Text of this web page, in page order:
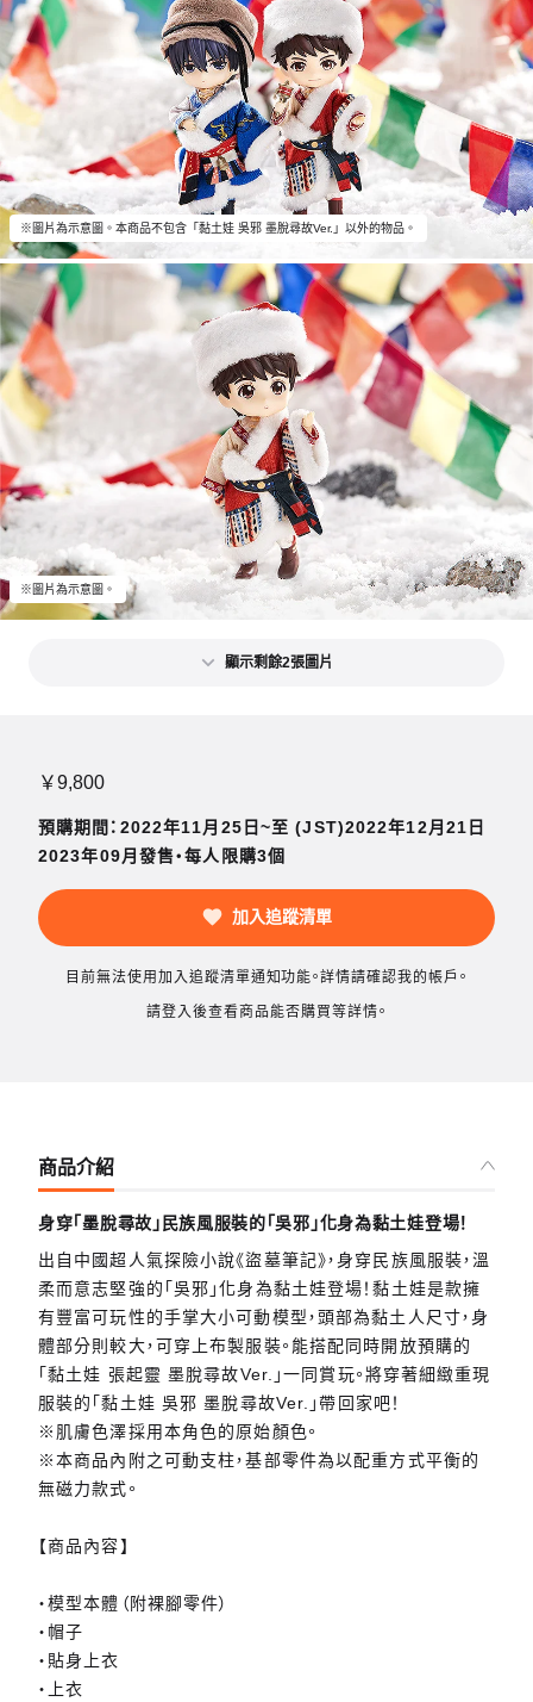
※圖片為示意圖。本商品不包含「黏土娃 吳邪 墨脫尋故Ver.」以外的物品。
※圖片為示意圖。
顯示剩餘2張圖片
￥9,800
預購期間：2022年11月25日~至 (JST)2022年12月21日
2023年09月發售・每人限購3個
加入追蹤清單
目前無法使用加入追蹤清單通知功能。詳情請確認我的帳戶。
請登入後查看商品能否購買等詳情。
商品介紹
身穿「墨脫尋故」民族風服裝的「吳邪」化身為黏土娃登場！
出自中國超人氣探險小說《盜墓筆記》，身穿民族風服裝，溫
柔而意志堅強的「吳邪」化身為黏土娃登場！黏土娃是款擁
有豐富可玩性的手掌大小可動模型，頭部為黏土人尺寸，身
體部分則較大，可穿上布製服裝。能搭配同時開放預購的
「黏土娃 張起靈 墨脫尋故Ver.」一同賞玩。將穿著細緻重現
服裝的「黏土娃 吳邪 墨脫尋故Ver.」帶回家吧！
※肌膚色澤採用本角色的原始顏色。
※本商品內附之可動支柱，基部零件為以配重方式平衡的
無磁力款式。
【商品內容】
・模型本體（附裸腳零件）
・帽子
・貼身上衣
・上衣